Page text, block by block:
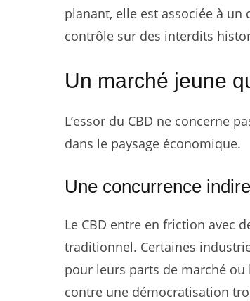
planant, elle est associée à
contrôle sur des interdits
Un marché jeune
L’essor du CBD ne concerne
dans le paysage économique.
Une concurrence
Le CBD entre en friction avec
traditionnel. Certaines
pour leurs parts de marché
contre une démocratisation